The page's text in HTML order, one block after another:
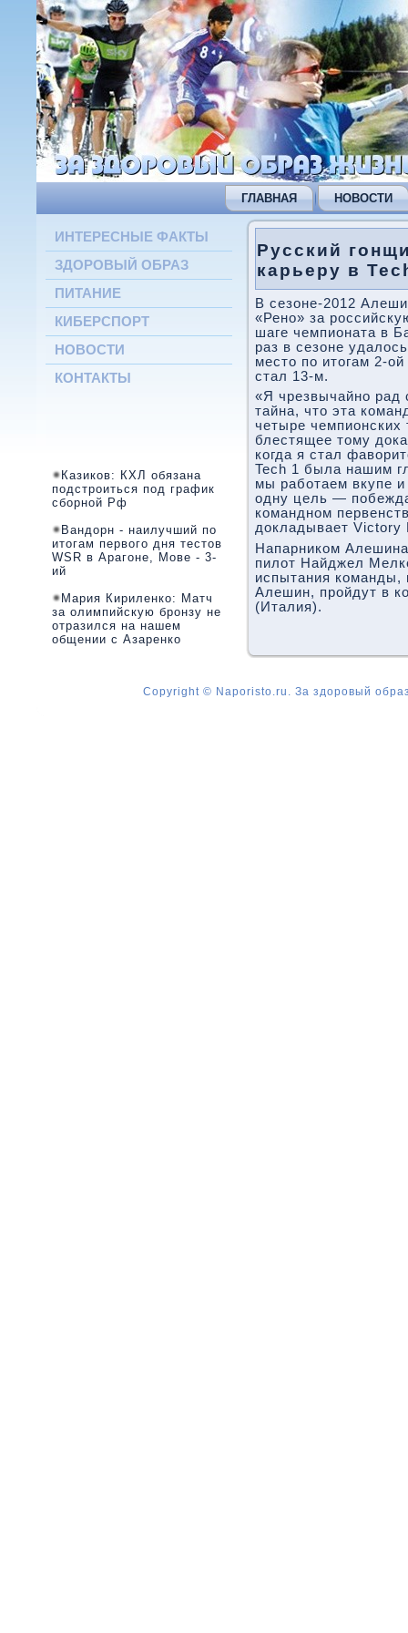
ГЛАВНАЯ НОВОСТИ
ИНТЕРЕСНЫЕ ФАКТЫ
ЗДОРОВЫЙ ОБРАЗ
ПИТАНИЕ
КИБЕРСПОРТ
НОВОСТИ
КОНТАКТЫ
Казиков: КХЛ обязана
подстроиться под график
сборной Рф
Вандорн - наилучший по
итогам первого дня тестов
WSR в Арагоне, Мове - 3-
ий
Мария Кириленко: Матч
за олимпийскую бронзу не
отразился на нашем
общении с Азаренко
Русский
карьеру в
В сезоне-2012
«Рено» за
шаге чемпионата в
раз в сезоне
место по итогам 2-
стал 13-м.
«Я чрезвычайно рад
тайна, что эта
четыре
блестящее тому
когда я стал
Tech 1 была нашим
мы работаем вкупе
одну цель —
командном
докладывает Victory
Напарником
пилот Найджел
испытания команды,
Алешин, пройдут в
(Италия).
Copyright © Naporisto.ru. За здоровый